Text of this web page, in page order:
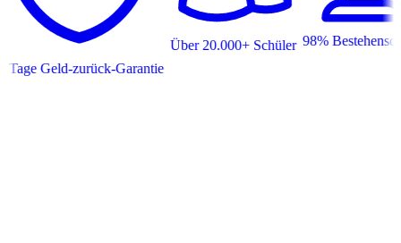
Geld-zurück-Garantie
Über 20.000+ Schüler 98% Bestehensquote